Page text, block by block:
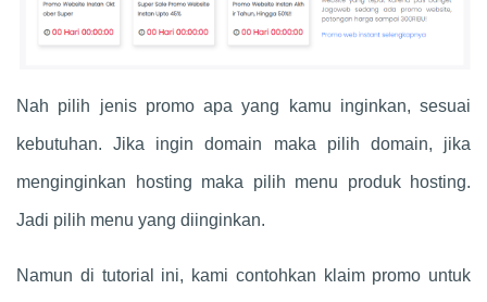
Nah pilih jenis promo apa yang kamu inginkan, sesuai
kebutuhan. Jika ingin domain maka pilih domain, jika
menginginkan hosting maka pilih menu produk hosting.
Jadi pilih menu yang diinginkan.
Namun di tutorial ini, kami contohkan klaim promo untuk